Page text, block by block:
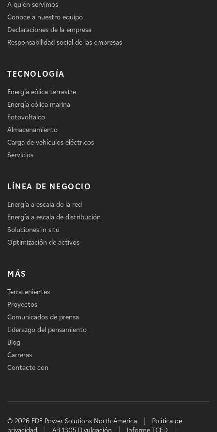
A quién servimos
Conoce a nuestro equipo
Declaraciones de la empresa
Responsabilidad social de las empresas
TECNOLOGÍA
Energía eólica terrestre
Energía eólica marina
Fotovoltaico
Almacenamiento
Carga de vehículos eléctricos
Servicios
LÍNEA DE NEGOCIO
Energía a escala de la red
Energía a escala de distribución
Soluciones in situ
Optimización de activos
MÁS
Terratenientes
Proyectos
Comunicados de prensa
Liderazgo del pensamiento
Blog
Carreras
Contacte con
© 2026 EDF Power Solutions North America
Política de